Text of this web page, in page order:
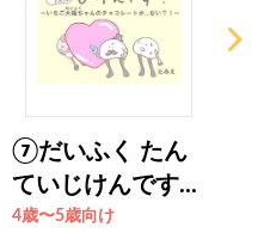
⑦だいふく たん
ていじけんです...
4歳〜5歳向け